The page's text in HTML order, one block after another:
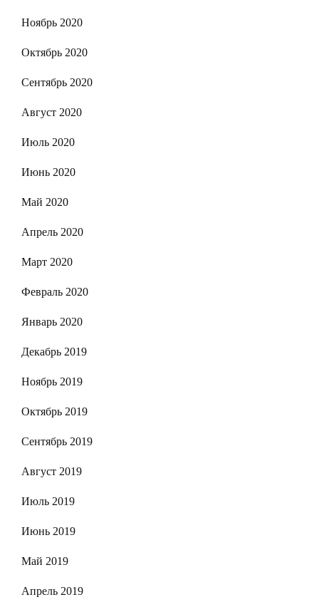
Ноябрь 2020
Октябрь 2020
Сентябрь 2020
Август 2020
Июль 2020
Июнь 2020
Май 2020
Апрель 2020
Март 2020
Февраль 2020
Январь 2020
Декабрь 2019
Ноябрь 2019
Октябрь 2019
Сентябрь 2019
Август 2019
Июль 2019
Июнь 2019
Май 2019
Апрель 2019